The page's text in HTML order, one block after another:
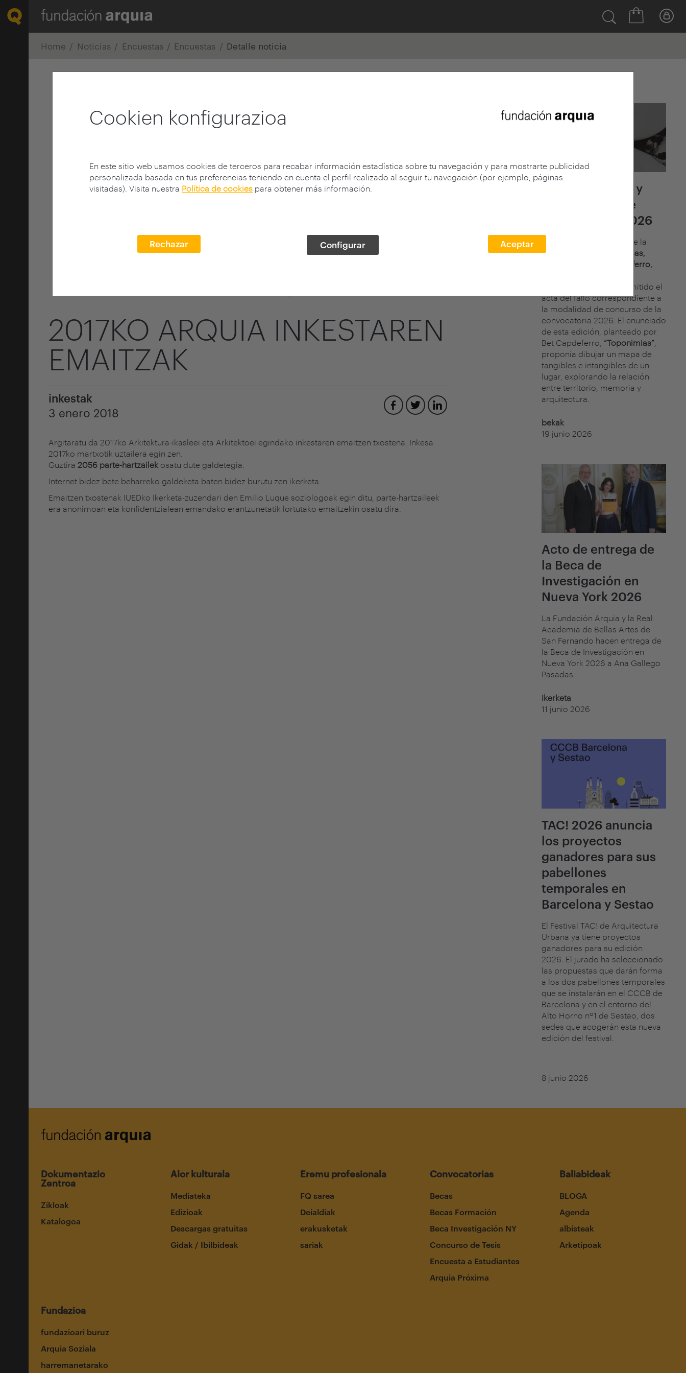
Cookien konfigurazioa
En este sitio web usamos cookies de terceros para recabar información estadística sobre tu navegación y para mostrarte publicidad
personalizada basada en tus preferencias teniendo en cuenta el perfil realizado al seguir tu navegación (por ejemplo, páginas
visitadas). Visita nuestra Política de cookies para obtener más información.
Rechazar Configurar Aceptar
Home Noticias Encuestas Encuestas Detalle noticia
2017KO ARQUIA INKESTAREN
EMAITZAK
inkestak
3 enero 2018
Argitaratu da 2017ko Arkitektura-ikasleei eta Arkitektoei egindako inkestaren emaitzen txostena. Inkesa
2017ko martxotik uztailera egin zen.
Guztira 2056 parte-hartzailek osatu dute galdetegia.
Internet bidez bete beharreko galdeketa baten bidez burutu zen ikerketa.
Emaitzen txostenak IUEDko Ikerketa-zuzendari den Emilio Luque soziologoak egin ditu, parte-hartzaileek
era anonimoan eta konfidentzialean emandako erantzunetatik lortutako emaitzekin osatu dira.
Fallo del jurado y
adjudicación de
arquia/becas 2026
El jurado del concurso de la
XXVII edición arquia/becas,
Bet Capdeferro,
bosch.capdeferro, ha emitido el
acta del fallo correspondiente a
la modalidad de concurso de la
convocatoria 2026. El enunciado
de esta edición, planteado por
Bet Capdeferro, “Toponimias”,
proponía dibujar un mapa de
tangibles e intangibles de un
lugar, explorando la relación
entre territorio, memoria y
arquitectura.
bekak
19 junio 2026
Acto de entrega de
la Beca de
Investigación en
Nueva York 2026
La Fundación Arquia y la Real
Academia de Bellas Artes de
San Fernando hacen entrega de
la Beca de Investigación en
Nueva York 2026 a Ana Gallego
Pasadas.
Ikerketa
11 junio 2026
TAC! 2026 anuncia
los proyectos
ganadores para sus
pabellones
temporales en
Barcelona y Sestao
El Festival TAC! de Arquitectura
Urbana ya tiene proyectos
ganadores para su edición
2026. El jurado ha seleccionado
las propuestas que darán forma
a los dos pabellones temporales
que se instalarán en el CCCB de
Barcelona y en el entorno del
Alto Horno nº1 de Sestao, dos
sedes que acogerán esta nueva
edición del festival.
8 junio 2026
Dokumentazio
Zentroa
Zikloak
Katalogoa
Alor kulturala
Mediateka
Edizioak
Descargas gratuitas
Gidak / Ibilbideak
Eremu profesionala
FQ sarea
Deialdiak
erakusketak
sariak
Convocatorias
Becas
Becas Formación
Beca Investigación NY
Concurso de Tesis
Encuesta a Estudiantes
Arquia Próxima
Baliabideak
BLOGA
Agenda
albisteak
Arketipoak
Fundazioa
fundazioari buruz
Arquia Soziala
harremanetarako